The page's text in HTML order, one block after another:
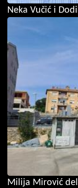
Neka Vučić i
Milija Mirović